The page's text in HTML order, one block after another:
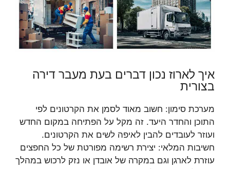
איך לארוז נכון דברים בעת מעבר דירה
בצורית
מערכת סימון: חשוב מאוד לסמן את הקרטונים לפי
התוכן והחדר היעד. זה מקל על הפתיחה במקום החדש
ועוזר לעובדים להבין לאיפה לשים את הקרטונים.
חשיבות המלאי: יצירת רשימה מפורטת של כל החפצים
עוזרת לארגן וגם במקרה של אובדן או נזק לרכוש במהלך